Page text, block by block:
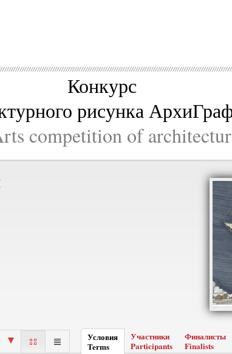
Конкурс
рисунка
competition of
Условия
Terms
Участники
Participants
Финалисты
Finalists